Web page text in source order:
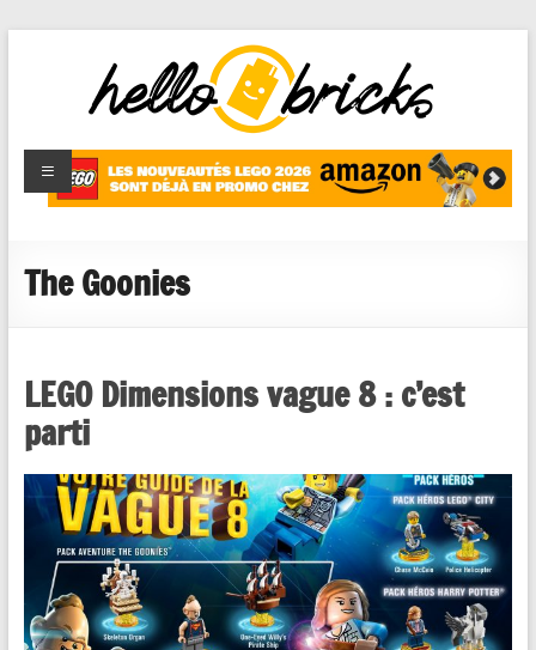
HelloBricks
Blog LEGO,
nouveaut�s
reviews
The Goonies
LEGO Dimensions vague 8 : c’est
parti